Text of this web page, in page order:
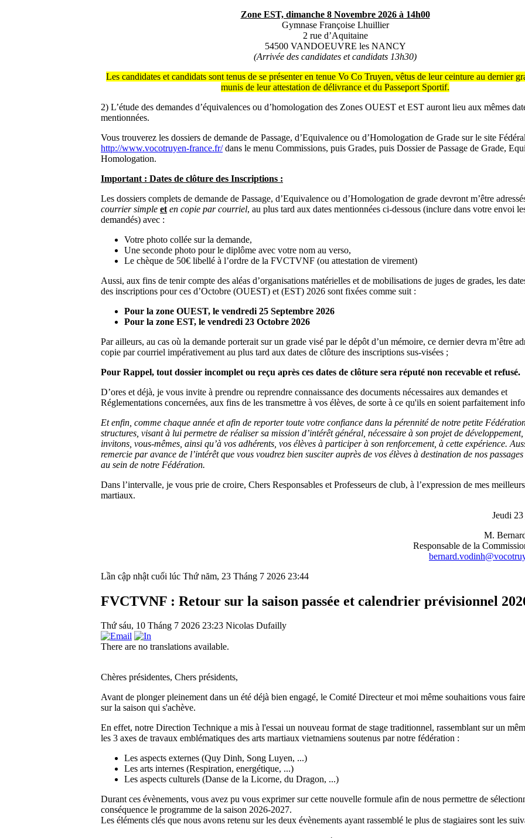
Zone EST, dimanche 8 Novembre 2026 à 14h00
Gymnase Françoise Lhuillier
2 rue d’Aquitaine
54500 VANDOEUVRE les NANCY
(Arrivée des candidates et candidats 13h30)
Les candidates et candidats sont tenus de se présenter en tenue Vo Co Truyen, vêtus de leur ceinture au dernier
munis de leur attestation de délivrance et du Passeport Sportif.
2) L’étude des demandes d’équivalences ou d’homologation des Zones OUEST et EST auront lieu aux mêmes
mentionnées.
Vous trouverez les dossiers de demande de Passage, d’Equivalence ou d’Homologation de Grade sur le site Fédéral
http://www.vocotruyen-france.fr/dans le menu Commissions, puis Grades, puis Dossier de Passage de Grade,
Homologation.
Important : Dates de clôture des Inscriptions :
Les dossiers complets de demande de Passage, d’Equivalence ou d’Homologation de grade devront m’être
courrier simple et en copie par courriel, au plus tard aux dates mentionnées ci-dessous (inclure dans votre envoi
demandés) avec :
Votre photo collée sur la demande,
Une seconde photo pour le diplôme avec votre nom au verso,
Le chèque de 50€ libellé à l’ordre de la FVCTVNF (ou attestation de virement)
Aussi, aux fins de tenir compte des aléas d’organisations matérielles et de mobilisations de juges de grades, les
des inscriptions pour ces d’Octobre (OUEST) et (EST) 2026 sont fixées comme suit :
Pour la zone OUEST, le vendredi 25 Septembre 2026
Pour la zone EST, le vendredi 23 Octobre 2026
Par ailleurs, au cas où la demande porterait sur un grade visé par le dépôt d’un mémoire, ce dernier devra m’être
copie par courriel impérativement au plus tard aux dates de clôture des inscriptions sus-visées ;
Pour Rappel, tout dossier incomplet ou reçu après ces dates de clôture sera réputé non recevable et refusé.
D’ores et déjà, je vous invite à prendre ou reprendre connaissance des documents nécessaires aux demandes et
Réglementations concernées, aux fins de les transmettre à vos élèves, de sorte à ce qu'ils en soient parfaitement
Et enfin, comme chaque année et afin de reporter toute votre confiance dans la pérennité de notre petite
structures, visant à lui permetre de réaliser sa mission d’intérêt général, nécessaire à son projet de
invitons, vous-mêmes, ainsi qu’à vos adhérents, vos élèves à participer à son renforcement, à cette expérience.
remercie par avance de l’intérêt que vous voudrez bien susciter auprès de vos élèves à destination de nos
au sein de notre Fédération.
Dans l’intervalle, je vous prie de croire, Chers Responsables et Professeurs de club, à l’expression de mes
martiaux.
Jeudi
M.
Responsable de la
Lần cập nhật cuối lúc Thứ năm, 23 Tháng 7 2026 23:44
FVCTVNF : Retour sur la saison passée et calendrier prévisionnel
Thứ sáu, 10 Tháng 7 2026 23:23 Nicolas Dufailly
There are no translations available.
Chères présidentes, Chers présidents,
Avant de plonger pleinement dans un été déjà bien engagé, le Comité Directeur et moi même souhaitions vous
sur la saison qui s'achève.
En effet, notre Direction Technique a mis à l'essai un nouveau format de stage traditionnel, rassemblant sur un
les 3 axes de travaux emblématiques des arts martiaux vietnamiens soutenus par notre fédération :
Les aspects externes (Quy Dinh, Song Luyen, ...)
Les arts internes (Respiration, energétique, ...)
Les aspects culturels (Danse de la Licorne, du Dragon, ...)
Durant ces évènements, vous avez pu vous exprimer sur cette nouvelle formule afin de nous permettre de
conséquence le programme de la saison 2026-2027.
Les éléments clés que nous avons retenu sur les deux évènements ayant rassemblé le plus de stagiaires sont les